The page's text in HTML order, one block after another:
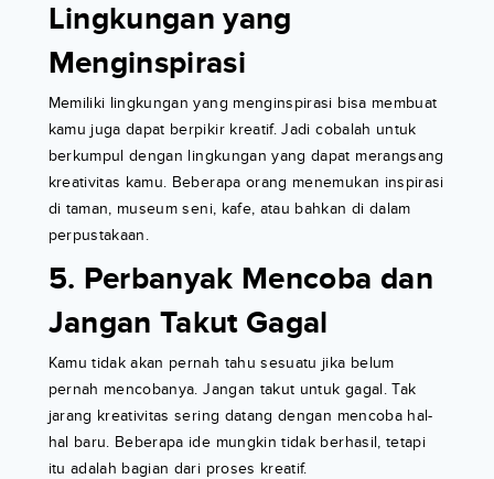
Lingkungan yang
Menginspirasi
Memiliki lingkungan yang menginspirasi bisa membuat
kamu juga dapat berpikir kreatif. Jadi cobalah untuk
berkumpul dengan lingkungan yang dapat merangsang
kreativitas kamu. Beberapa orang menemukan inspirasi
di taman, museum seni, kafe, atau bahkan di dalam
perpustakaan.
5. Perbanyak Mencoba dan
Jangan Takut Gagal
Kamu tidak akan pernah tahu sesuatu jika belum
pernah mencobanya. Jangan takut untuk gagal. Tak
jarang kreativitas sering datang dengan mencoba hal-
hal baru. Beberapa ide mungkin tidak berhasil, tetapi
itu adalah bagian dari proses kreatif.